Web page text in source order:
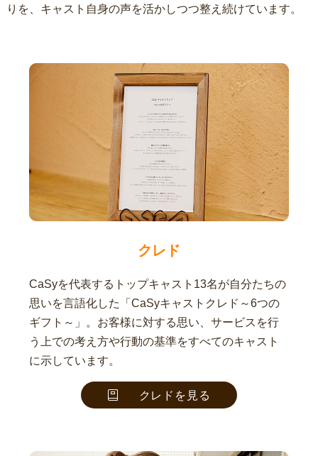
りを、キャスト自身の声を活かしつつ整え続けています。
クレド
CaSyを代表するトップキャスト13名が自分たちの
思いを言語化した「CaSyキャストクレド～6つの
ギフト～」。お客様に対する思い、サービスを行
う上での考え方や行動の基準をすべてのキャスト
に示しています。
クレドを見る